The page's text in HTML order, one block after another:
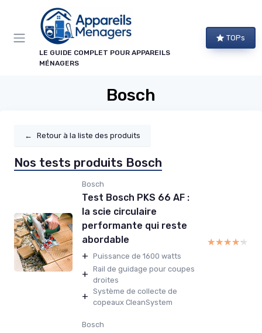
LE GUIDE COMPLET POUR APPAREILS
MÉNAGERS
TOPs
Bosch
← Retour à la liste des produits
Nos tests produits Bosch
Bosch
Test Bosch PKS 66 AF :
la scie circulaire
performante qui reste
abordable
+ Puissance de 1600 watts
+ Rail de guidage pour coupes
droites
+ Système de collecte de
copeaux CleanSystem
★★★★★
★★★★★
Bosch
Panneau de gestion des cookies